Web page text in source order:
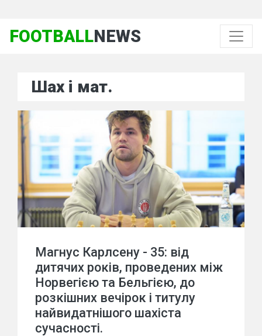
FOOTBALLNEWS
Шах і мат.
Магнус Карлсену - 35: від
дитячих років, проведених між
Норвегією та Бельгією, до
розкішних вечірок і титулу
найвидатнішого шахіста
сучасності.